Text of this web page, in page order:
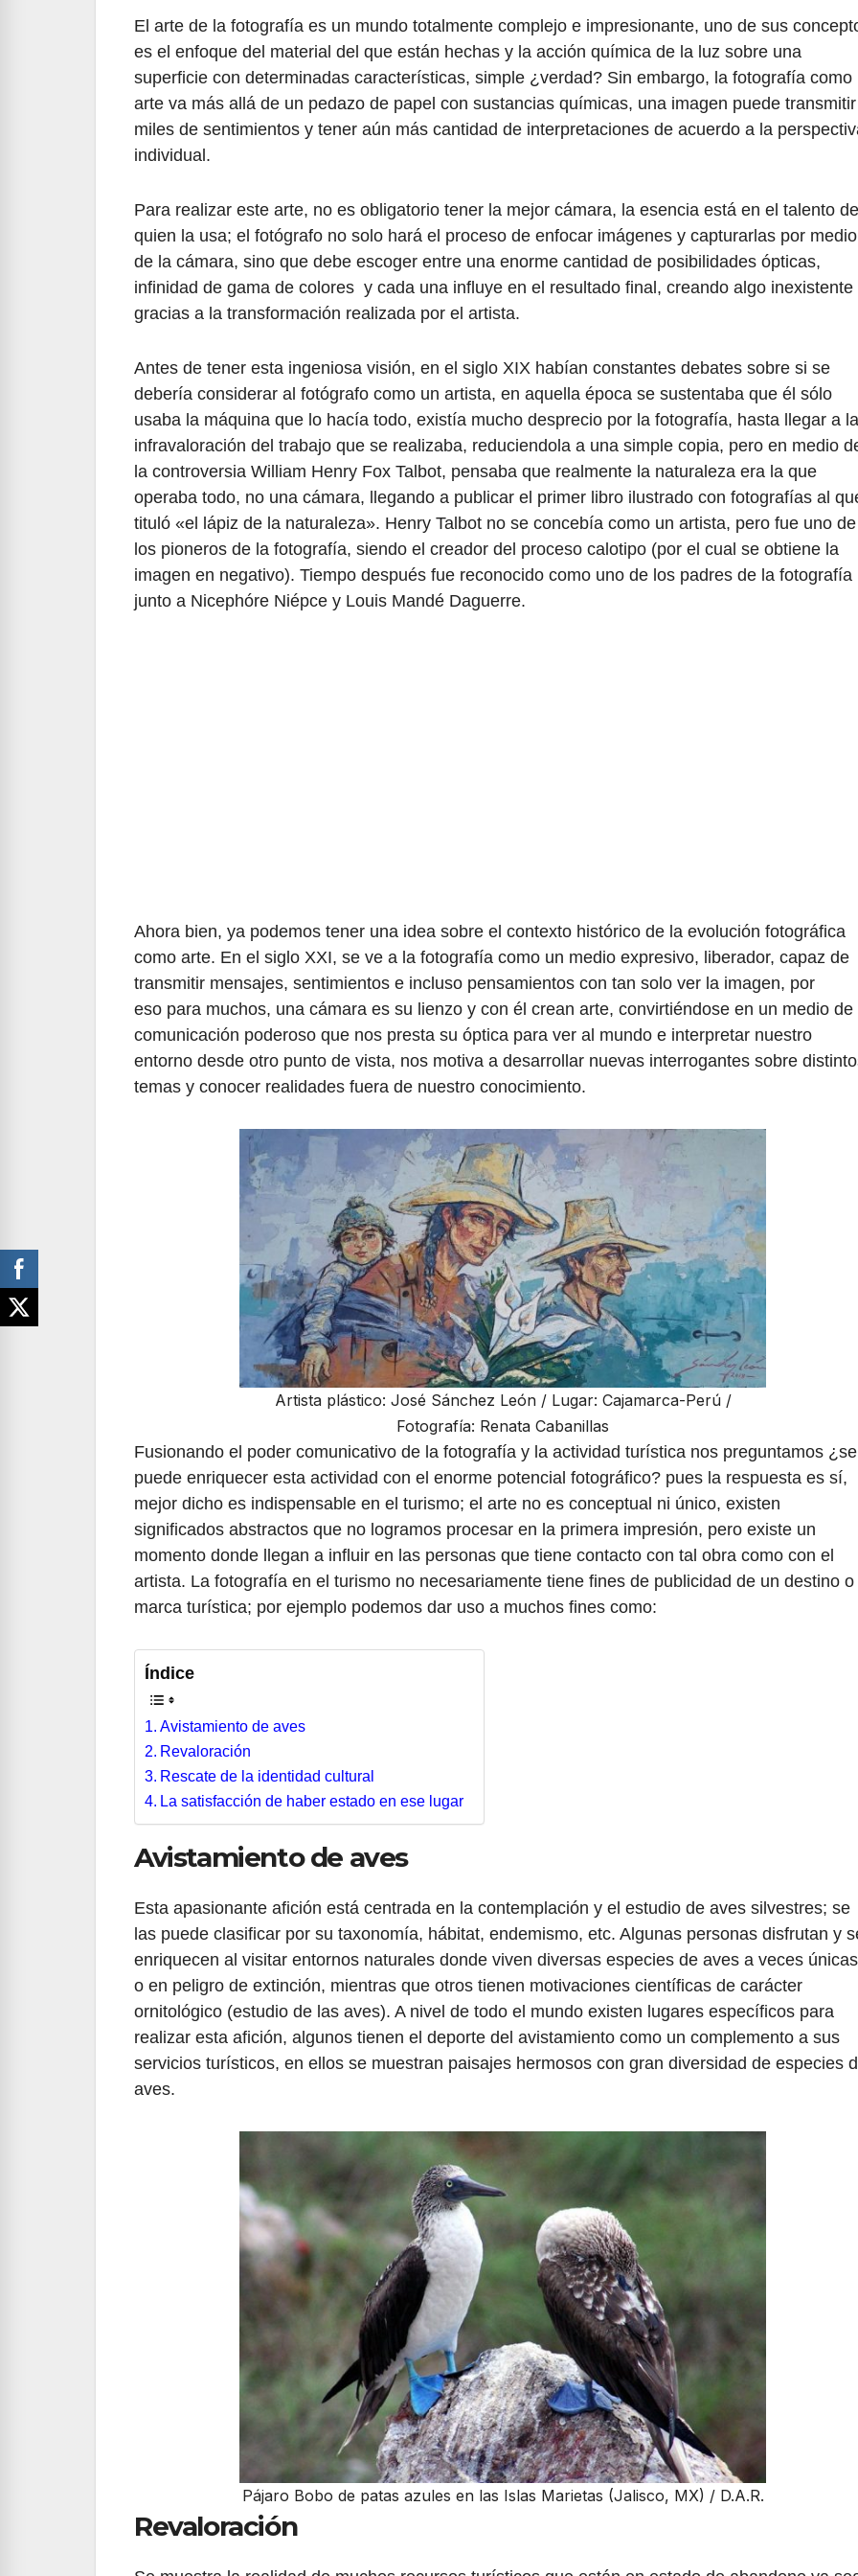
El arte de la fotografía es un mundo totalmente complejo e impresionante, uno de sus
es el enfoque del material del que están hechas y la acción química de la luz sobre una
superficie con determinadas características, simple ¿verdad? Sin embargo, la fotografía como
arte va más allá de un pedazo de papel con sustancias químicas, una imagen puede transmitir
miles de sentimientos y tener aún más cantidad de interpretaciones de acuerdo a la
individual.
Para realizar este arte, no es obligatorio tener la mejor cámara, la esencia está en el talento de
quien la usa; el fotógrafo no solo hará el proceso de enfocar imágenes y capturarlas por medio
de la cámara, sino que debe escoger entre una enorme cantidad de posibilidades ópticas,
infinidad de gama de colores y cada una influye en el resultado final, creando algo inexistente
gracias a la transformación realizada por el artista.
Antes de tener esta ingeniosa visión, en el siglo XIX habían constantes debates sobre si se
debería considerar al fotógrafo como un artista, en aquella época se sustentaba que él sólo
usaba la máquina que lo hacía todo, existía mucho desprecio por la fotografía, hasta llegar a la
infravaloración del trabajo que se realizaba, reduciendola a una simple copia, pero en medio
la controversia William Henry Fox Talbot, pensaba que realmente la naturaleza era la que
operaba todo, no una cámara, llegando a publicar el primer libro ilustrado con fotografías al
tituló «el lápiz de la naturaleza». Henry Talbot no se concebía como un artista, pero fue uno de
los pioneros de la fotografía, siendo el creador del proceso calotipo (por el cual se obtiene la
imagen en negativo). Tiempo después fue reconocido como uno de los padres de la fotografía
junto a Nicephóre Niépce y Louis Mandé Daguerre.
Ahora bien, ya podemos tener una idea sobre el contexto histórico de la evolución fotográfica
como arte. En el siglo XXI, se ve a la fotografía como un medio expresivo, liberador, capaz de
transmitir mensajes, sentimientos e incluso pensamientos con tan solo ver la imagen, por
eso para muchos, una cámara es su lienzo y con él crean arte, convirtiéndose en un medio de
comunicación poderoso que nos presta su óptica para ver al mundo e interpretar nuestro
entorno desde otro punto de vista, nos motiva a desarrollar nuevas interrogantes sobre
temas y conocer realidades fuera de nuestro conocimiento.
Artista plástico: José Sánchez León / Lugar: Cajamarca-Perú /
Fotografía: Renata Cabanillas
Fusionando el poder comunicativo de la fotografía y la actividad turística nos preguntamos ¿se
puede enriquecer esta actividad con el enorme potencial fotográfico? pues la respuesta es sí,
mejor dicho es indispensable en el turismo; el arte no es conceptual ni único, existen
significados abstractos que no logramos procesar en la primera impresión, pero existe un
momento donde llegan a influir en las personas que tiene contacto con tal obra como con el
artista. La fotografía en el turismo no necesariamente tiene fines de publicidad de un destino o
marca turística; por ejemplo podemos dar uso a muchos fines como:
Índice
Avistamiento de aves
Revaloración
Rescate de la identidad cultural
La satisfacción de haber estado en ese lugar
Avistamiento de aves
Esta apasionante afición está centrada en la contemplación y el estudio de aves silvestres; se
las puede clasificar por su taxonomía, hábitat, endemismo, etc. Algunas personas disfrutan y
enriquecen al visitar entornos naturales donde viven diversas especies de aves a veces únicas
o en peligro de extinción, mientras que otros tienen motivaciones científicas de carácter
ornitológico (estudio de las aves). A nivel de todo el mundo existen lugares específicos para
realizar esta afición, algunos tienen el deporte del avistamiento como un complemento a sus
servicios turísticos, en ellos se muestran paisajes hermosos con gran diversidad de especies
aves.
Pájaro Bobo de patas azules en las Islas Marietas (Jalisco, MX) / D.A.R.
Revaloración